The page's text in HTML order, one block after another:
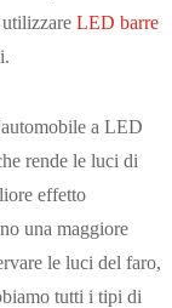
LED barre
a LED
rende le luci di
effetto
una maggiore
le luci del faro,
tutti i tipi di